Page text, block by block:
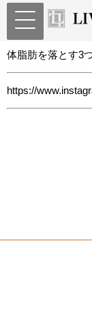
体脂肪を落とす3
https://